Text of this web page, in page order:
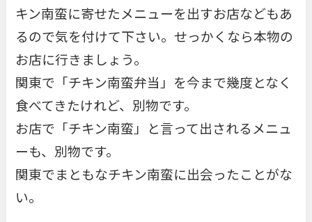
キン南蛮に寄せたメニューを出すお店などもあ
るので気を付けて下さい。せっかくなら本物の
お店に行きましょう。
関東で「チキン南蛮弁当」を今まで幾度となく
食べてきたけれど、別物です。
お店で「チキン南蛮」と言って出されるメニュ
ーも、別物です。
関東でまともなチキン南蛮に出会ったことがな
い。